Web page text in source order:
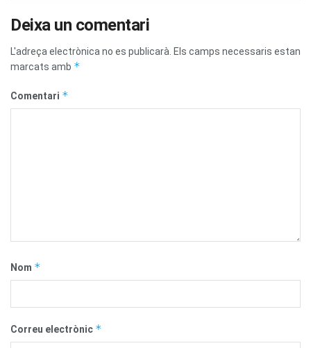
Deixa un comentari
L'adreça electrònica no es publicarà. Els camps necessaris estan
marcats amb *
Comentari *
Nom *
Correu electrònic *